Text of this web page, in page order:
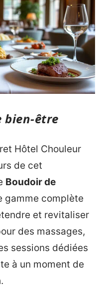
bien-être
Hôtel Chouleur
de cet
Boudoir de
gamme complète
et revitaliser
des massages,
sessions dédiées
à un moment de